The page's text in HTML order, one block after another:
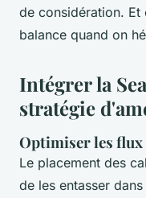
de considération. Et
balance quand on
Intégrer la
stratégie
Optimiser les
Le placement des
de les entasser